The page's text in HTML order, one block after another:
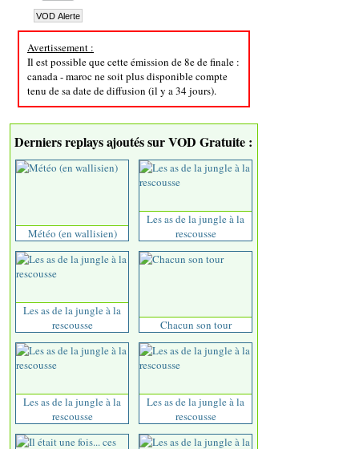
Avertissement :
Il est possible que cette émission de 8e de finale :
canada - maroc ne soit plus disponible compte
tenu de sa date de diffusion (il y a 34 jours).
Derniers replays ajoutés sur VOD Gratuite :
Météo (en wallisien)
Les as de la jungle à la
rescousse
Les as de la jungle à la
rescousse
Chacun son tour
Les as de la jungle à la
rescousse
Les as de la jungle à la
rescousse